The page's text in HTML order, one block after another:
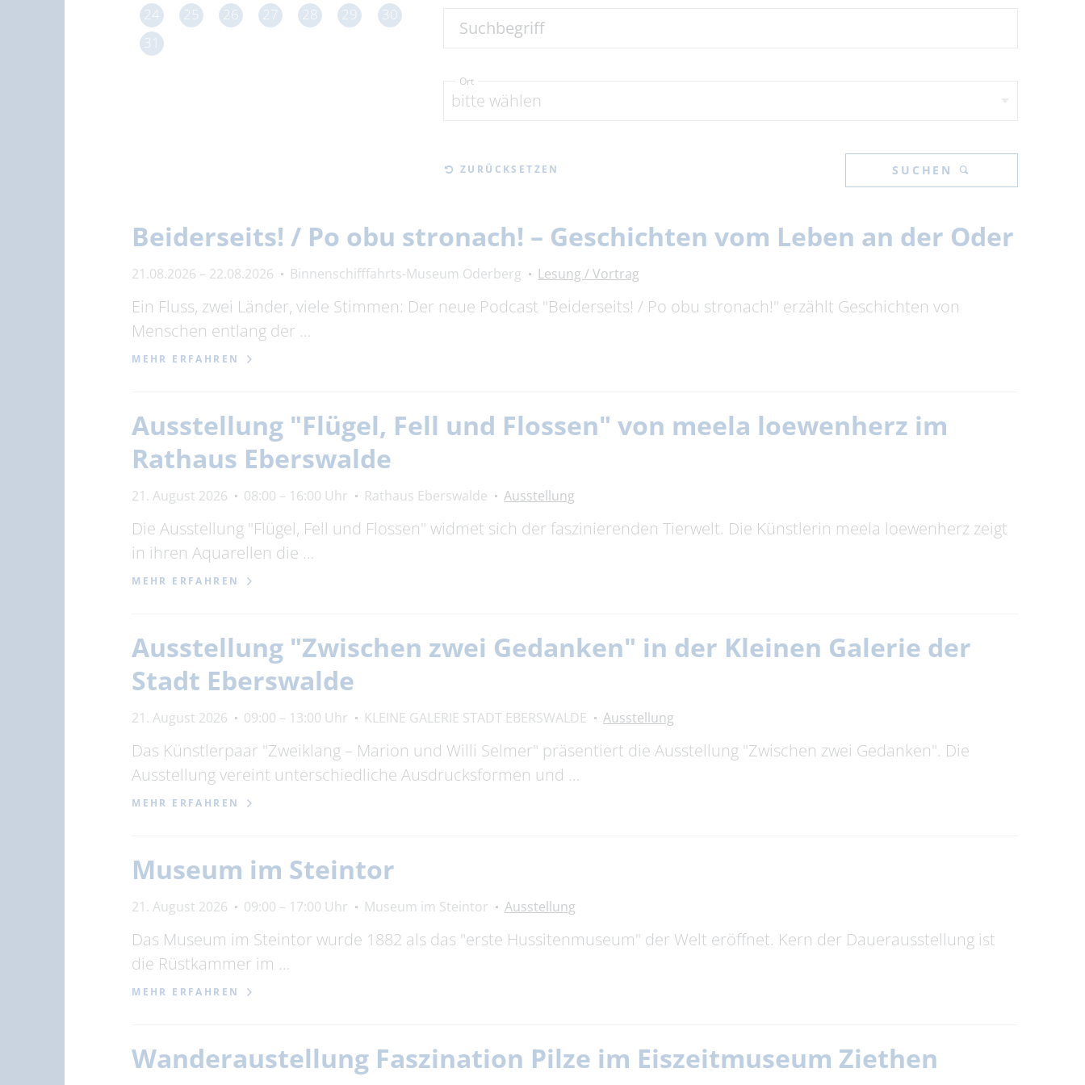
24 25 26 27 28 29
30
31
Suchbegriff
bitte wählen
Ort
SUCHEN
ZURÜCKSETZEN
Beiderseits! / Po obu stronach! – Geschichten vom Leben an der Oder
21.08.2026 – 22.08.2026 Binnenschifffahrts-Museum Oderberg Lesung / Vortrag
Ein Fluss, zwei Länder, viele Stimmen: Der neue Podcast "Beiderseits! / Po obu stronach!" erzählt Geschichten von
Menschen entlang der …
MEHR ERFAHREN
Ausstellung "Flügel, Fell und Flossen" von meela loewenherz im
Rathaus Eberswalde
21. August 2026 08:00 – 16:00 Uhr Rathaus Eberswalde Ausstellung
Die Ausstellung "Flügel, Fell und Flossen" widmet sich der faszinierenden Tierwelt. Die Künstlerin meela loewenherz zeigt
in ihren Aquarellen die …
MEHR ERFAHREN
Ausstellung "Zwischen zwei Gedanken" in der Kleinen Galerie der
Stadt Eberswalde
21. August 2026 09:00 – 13:00 Uhr KLEINE GALERIE STADT EBERSWALDE Ausstellung
Das Künstlerpaar "Zweiklang – Marion und Willi Selmer" präsentiert die Ausstellung "Zwischen zwei Gedanken". Die
Ausstellung vereint unterschiedliche Ausdrucksformen und …
MEHR ERFAHREN
Museum im Steintor
21. August 2026 09:00 – 17:00 Uhr Museum im Steintor Ausstellung
Das Museum im Steintor wurde 1882 als das "erste Hussitenmuseum" der Welt eröffnet. Kern der Dauerausstellung ist
die Rüstkammer im …
MEHR ERFAHREN
Wanderaustellung Faszination Pilze im Eiszeitmuseum Ziethen